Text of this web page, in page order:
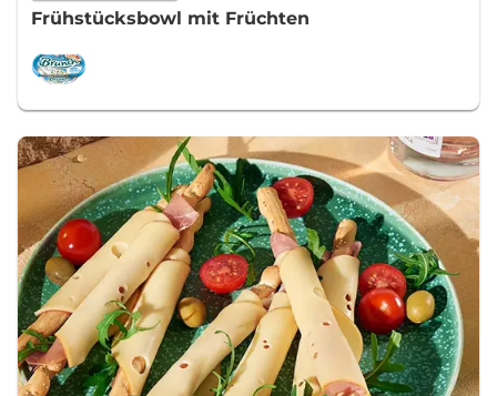
Frühstücksbowl mit Früchten